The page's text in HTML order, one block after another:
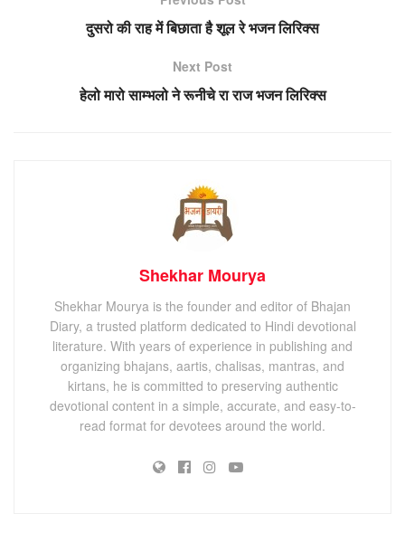
दुसरो की राह में बिछाता है शूल रे भजन लिरिक्स
Next Post
हेलो मारो साम्भलो ने रूनीचे रा राज भजन लिरिक्स
Shekhar Mourya
Shekhar Mourya is the founder and editor of Bhajan
Diary, a trusted platform dedicated to Hindi devotional
literature. With years of experience in publishing and
organizing bhajans, aartis, chalisas, mantras, and
kirtans, he is committed to preserving authentic
devotional content in a simple, accurate, and easy-to-
read format for devotees around the world.